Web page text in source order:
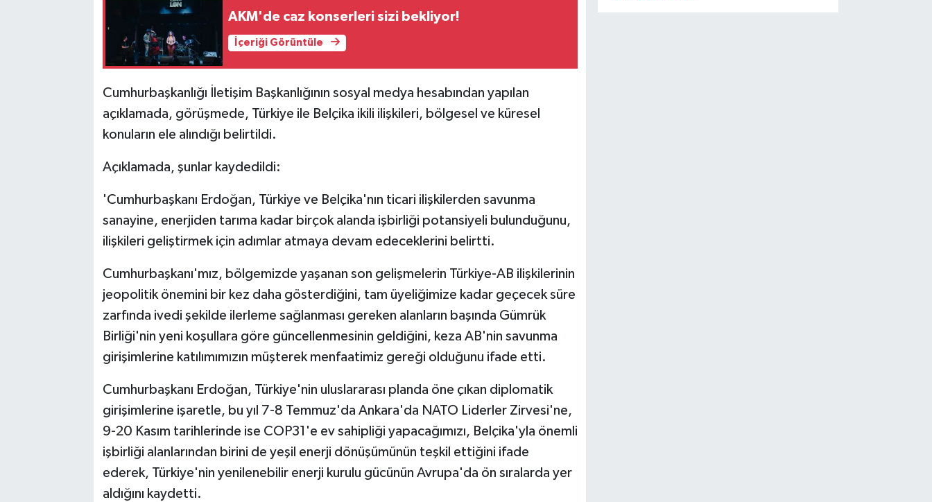
AKM'de caz konserleri sizi bekliyor!
İçeriği Görüntüle
Cumhurbaşkanlığı İletişim Başkanlığının sosyal medya hesabından yapılan
açıklamada, görüşmede, Türkiye ile Belçika ikili ilişkileri, bölgesel ve küresel
konuların ele alındığı belirtildi.
Açıklamada, şunlar kaydedildi:
'Cumhurbaşkanı Erdoğan, Türkiye ve Belçika'nın ticari ilişkilerden savunma
sanayine, enerjiden tarıma kadar birçok alanda işbirliği potansiyeli bulunduğunu,
ilişkileri geliştirmek için adımlar atmaya devam edeceklerini belirtti.
Cumhurbaşkanı'mız, bölgemizde yaşanan son gelişmelerin Türkiye-AB ilişkilerinin
jeopolitik önemini bir kez daha gösterdiğini, tam üyeliğimize kadar geçecek süre
zarfında ivedi şekilde ilerleme sağlanması gereken alanların başında Gümrük
Birliği'nin yeni koşullara göre güncellenmesinin geldiğini, keza AB'nin savunma
girişimlerine katılımımızın müşterek menfaatimiz gereği olduğunu ifade etti.
Cumhurbaşkanı Erdoğan, Türkiye'nin uluslararası planda öne çıkan diplomatik
girişimlerine işaretle, bu yıl 7-8 Temmuz'da Ankara'da NATO Liderler Zirvesi'ne,
9-20 Kasım tarihlerinde ise COP31'e ev sahipliği yapacağımızı, Belçika'yla önemli
işbirliği alanlarından birini de yeşil enerji dönüşümünün teşkil ettiğini ifade
ederek, Türkiye'nin yenilenebilir enerji kurulu gücünün Avrupa'da ön sıralarda yer
aldığını kaydetti.